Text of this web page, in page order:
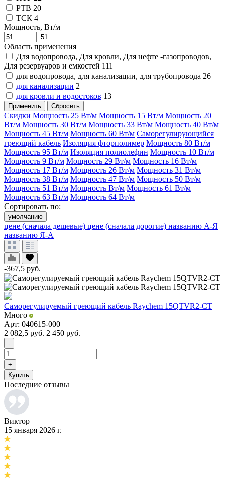
РТВ 20
ТСК 4
Мощность, Вт/м
Область применения
Для водопровода, Для кровли, Для нефте -газопроводов,
Для резервуаров и емкостей 111
для водопровода, для канализации, для трубопровода 26
для канализации 2
для кровли и водостоков 13
Применить Сбросить
Скидки Мощность 25 Вт/м Мощность 15 Вт/м Мощность 20
Вт/м Мощность 30 Вт/м Мощность 33 Вт/м Мощность 40 Вт/м
Мощность 45 Вт/м Мощность 60 Вт/м Саморегулирующийся
греющий кабель Изоляция фторполимер Мощность 80 Вт/м
Мощность 95 Вт/м Изоляция полиолефин Мощность 10 Вт/м
Мощность 9 Вт/м Мощность 29 Вт/м Мощность 16 Вт/м
Мощность 17 Вт/м Мощность 26 Вт/м Мощность 31 Вт/м
Мощность 38 Вт/м Мощность 47 Вт/м Мощность 50 Вт/м
Мощность 51 Вт/м Мощность Вт/м Мощность 61 Вт/м
Мощность 63 Вт/м Мощность 64 Вт/м
Сортировать по:
умолчанию
цене (сначала дешевые) цене (сначала дорогие) названию А-Я
названию Я-А
-367,5 руб.
Саморегулируемый греющий кабель Raychem 15QTVR2-CT
Много
Арт: 040615-000
2 082,5 руб. 2 450 руб.
-
+
Купить
Последние отзывы
Виктор
15 января 2026 г.